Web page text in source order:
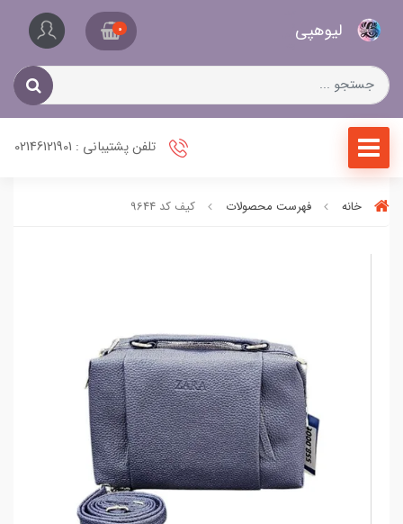
لیو‌هپی 0
تلفن پشتیبانی : 02146121901
خانه فهرست محصولات کیف کد 9644